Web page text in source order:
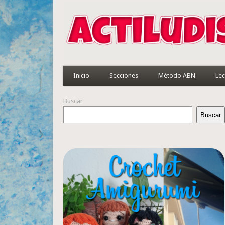
Inicio Secciones Método ABN
Buscar
Buscar